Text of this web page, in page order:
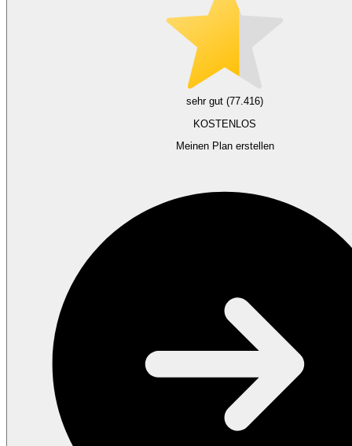
sehr gut (77.416)
KOSTENLOS
Meinen Plan erstellen